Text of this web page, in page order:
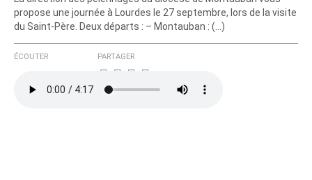
propose une journée à Lourdes le 27 septembre, lors de la visite
du Saint-Père. Deux départs : – Montauban : (…)
ÉCOUTER PARTAGER